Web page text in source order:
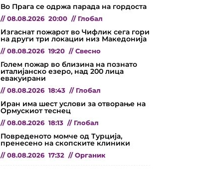
Во Прага се одржа парада на гордоста
// 08.08.2026 20:00 // Глобал
Изгаснат пожарот во Чифлик сега гори
на други три локации низ Македонија
// 08.08.2026 19:20 // Свесно
Голем пожар во близина на познато
италијанско езеро, над 200 лица
евакуирани
// 08.08.2026 18:43 // Глобал
Иран има шест услови за отворање на
Ормускиот теснец
// 08.08.2026 18:13 // Глобал
Повреденото момче од Турција,
пренесено на скопските клиники
// 08.08.2026 17:32 // Органик